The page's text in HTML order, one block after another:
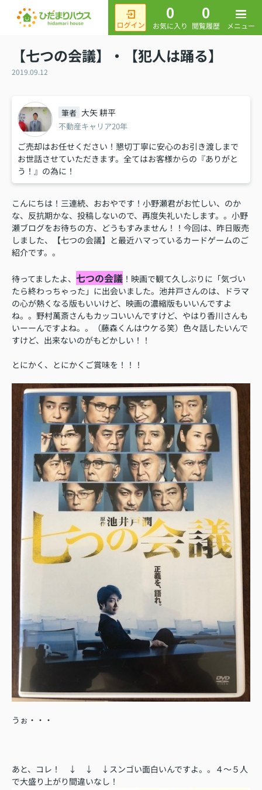
0
お気に入り
0
閲覧履歴 メニュー
【七つの会議】・【犯人は踊る】
2019.09.12
筆者 大矢 耕平
不動産キャリア20年
ご売却はお任せください！懇切丁寧に安心のお引き渡しまで
お世話させていただきます。全てはお客様からの『ありがと
う！』の為に！
こんにちは！三連続、おおやです！小野瀬君がお忙しい、のか
な、反抗期かな、投稿しないので、再度失礼いたします。。小野
瀬ブログをお待ちの方、どうもすみません！！今回は、昨日販売
しました、【七つの会議】と最近ハマっているカードゲームのご
紹介です。。
待ってましたよ、 七つの会議 ！映画で観て久しぶりに「気づい
たら終わっちゃった」に出会いました。池井戸さんのは、ドラマ
の心が熱くなる版もいいけど、映画の濃縮版もいいんですよ
ね。。野村萬斎さんもカッコいいんですけど、やはり香川さんも
いーーんですよね。。（藤森くんはウケる笑）色々話したいんで
すけど、出来ないのがもどかしい！！
とにかく、とにかくご賞味を！！！
うぉ・・・
あと、コレ！ ↓ ↓ ↓スンゴい面白いんですよ。。４～５人
で大盛り上がり間違いなし！